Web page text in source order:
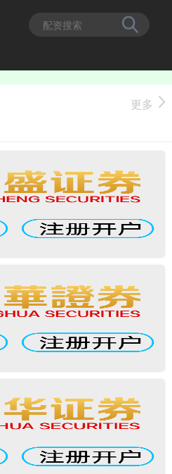
更多